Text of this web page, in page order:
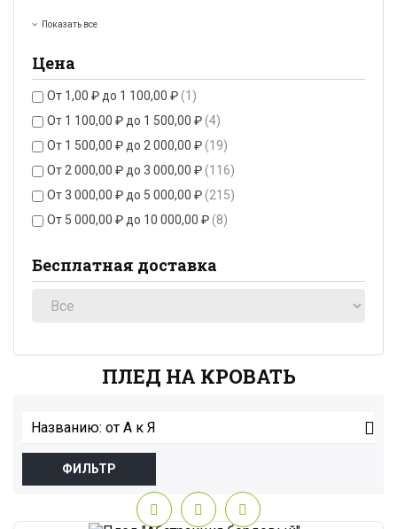
Показать все
Цена
От 1,00 ₽ до 1 100,00 ₽(1)
От 1 100,00 ₽ до 1 500,00 ₽(4)
От 1 500,00 ₽ до 2 000,00 ₽(19)
От 2 000,00 ₽ до 3 000,00 ₽(116)
От 3 000,00 ₽ до 5 000,00 ₽(215)
От 5 000,00 ₽ до 10 000,00 ₽(8)
Бесплатная доставка
ПЛЕД НА КРОВАТЬ
Названию: от А к Я 
ФИЛЬТР